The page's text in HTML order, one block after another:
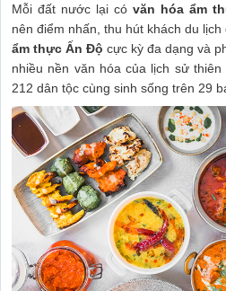
Mỗi đất nước lại có văn hóa ẩm
nên điểm nhấn, thu hút khách du
ẩm thực Ấn Độ cực kỳ đa dạng và
nhiều nền văn hóa của lịch sử
212 dân tộc cùng sinh sống trên 29